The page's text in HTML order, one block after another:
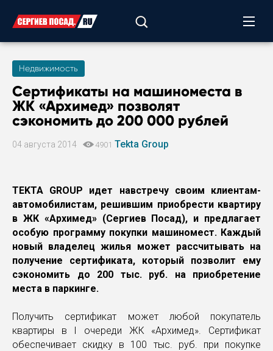
Недвижимость
Сертификаты на машиноместа в
ЖК «Архимед» позволят
сэкономить до 200 000 рублей
04 августа 2014 4901 Tekta Group
TEKTA GROUP идет навстречу своим клиентам-
автомобилистам, решившим приобрести квартиру
в ЖК «Архимед» (Сергиев Посад), и предлагает
особую программу покупки машиномест. Каждый
новый владелец жилья может рассчитывать на
получение сертификата, который позволит ему
сэкономить до 200 тыс. руб. на приобретение
места в паркинге.
Получить сертификат может любой покупатель
квартиры в I очереди ЖК «Архимед». Сертификат
обеспечивает скидку в 100 тыс. руб. при покупке